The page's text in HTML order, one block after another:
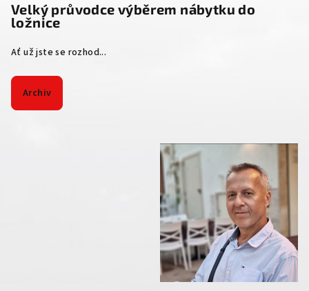
Velký průvodce výběrem nábytku do
ložnice
Ať už jste se rozhod...
Archiv